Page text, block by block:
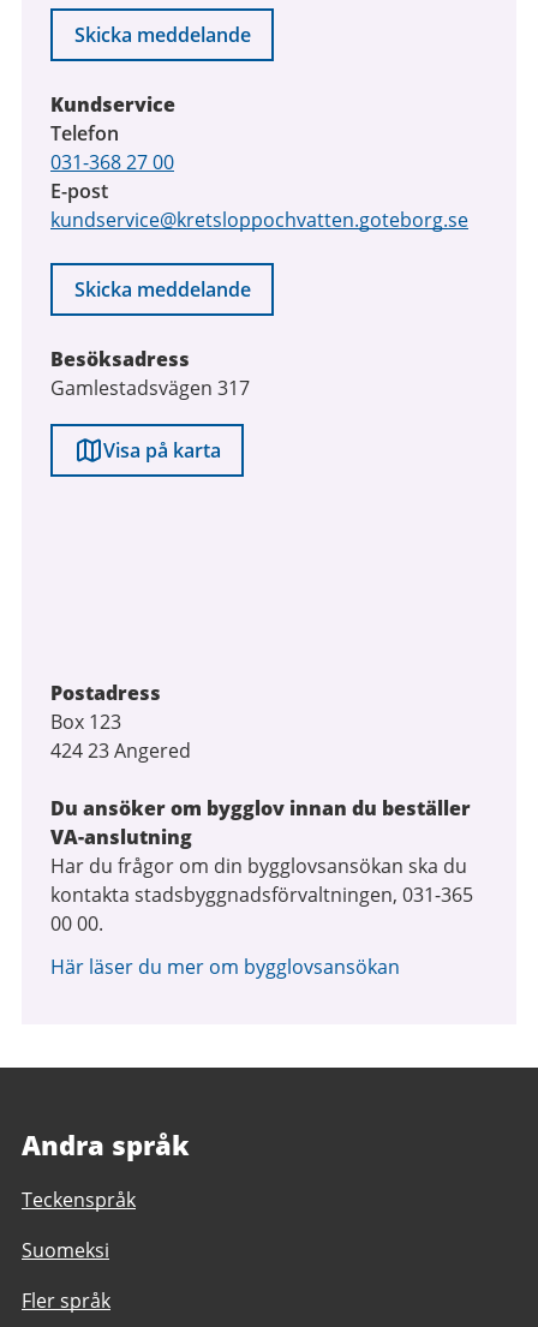
Skicka meddelande
Kundservice
Telefon
031-368 27 00
E-post
kundservice@kretsloppochvatten.goteborg.se
Skicka meddelande
Besöksadress
Gamlestadsvägen 317
Visa på karta
Postadress
Box 123
424 23 Angered
Du ansöker om bygglov innan du beställer
VA-anslutning
Har du frågor om din bygglovsansökan ska du
kontakta stadsbyggnadsförvaltningen, 031-365
00 00.
Här läser du mer om bygglovsansökan
Andra språk
Teckenspråk
Suomeksi
Fler språk